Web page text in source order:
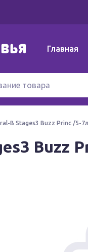
Главная
B Stages3 Buzz Princ /5-
Buzz